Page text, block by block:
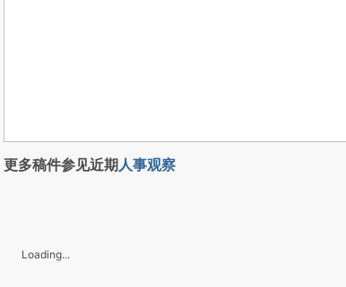
更多稿件参见近期人事观察
Loading...